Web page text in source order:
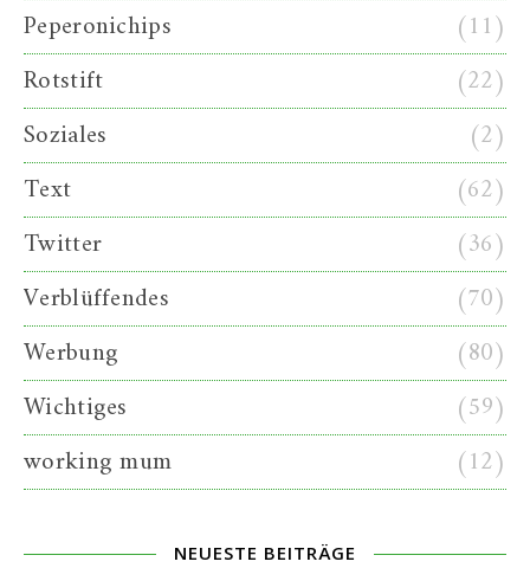
Peperonichips
(11)
Rotstift
(22)
Soziales
(2)
Text
(62)
Twitter
(36)
Verblüffendes
(70)
Werbung
(80)
Wichtiges
(59)
working mum
(12)
NEUESTE BEITRÄGE